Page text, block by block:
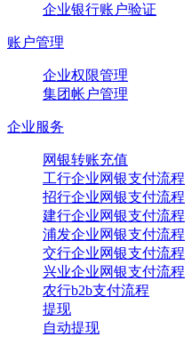
企业银行账户验证
账户管理
企业权限管理
集团帐户管理
企业服务
网银转账充值
工行企业网银支付流程
招行企业网银支付流程
建行企业网银支付流程
浦发企业网银支付流程
交行企业网银支付流程
兴业企业网银支付流程
农行b2b支付流程
提现
自动提现